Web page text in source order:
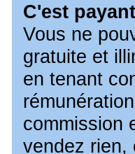
C'est
Vous ne
gratuite et
en tenant
commission
vendez rien,